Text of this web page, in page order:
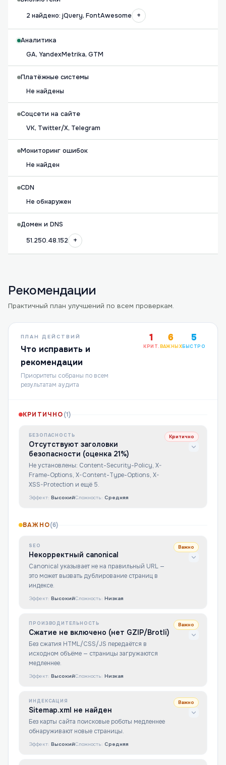
2 найдено: jQuery, FontAwesome
+
Аналитика
GA, YandexMetrika, GTM
Платёжные системы
Не найдены
Соцсети на сайте
VK, Twitter/X, Telegram
Мониторинг ошибок
Не найден
CDN
Не обнаружен
Домен и DNS
51.250.48.152
+
Рекомендации
Практичный план улучшений по всем проверкам.
ПЛАН ДЕЙСТВИЙ
Что исправить и
рекомендации
Приоритеты собраны по всем
результатам аудита
1
КРИТ.
6
ВАЖНЫХ
5
БЫСТРО
КРИТИЧНО(1)
БЕЗОПАСНОСТЬ
Отсутствуют заголовки
безопасности (оценка 21%)
Не установлены: Content-Security-Policy, X-
Frame-Options, X-Content-Type-Options, X-
XSS-Protection и ещё 5.
Критично
Эффект: ВысокийСложность: Средняя
ВАЖНО(6)
SEO
Некорректный canonical
Canonical указывает не на правильный URL —
это может вызвать дублирование страниц в
индексе.
Важно
Эффект: ВысокийСложность: Низкая
ПРОИЗВОДИТЕЛЬНОСТЬ
Сжатие не включено (нет GZIP/Brotli)
Без сжатия HTML/CSS/JS передаётся в
исходном объёме — страницы загружаются
медленнее.
Важно
Эффект: ВысокийСложность: Низкая
ИНДЕКСАЦИЯ
Sitemap.xml не найден
Без карты сайта поисковые роботы медленнее
обнаруживают новые страницы.
Важно
Эффект: ВысокийСложность: Средняя